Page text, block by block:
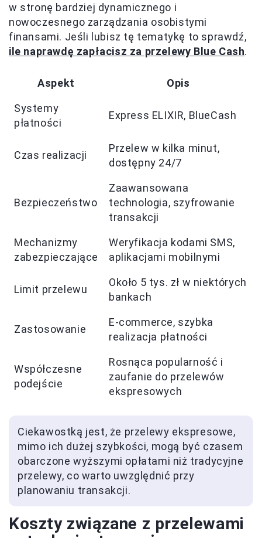
w stronę bardziej dynamicznego i
nowoczesnego zarządzania osobistymi
finansami. Jeśli lubisz tę tematykę to sprawdź,
ile naprawdę zapłacisz za przelewy Blue Cash.
Aspekt Opis
Systemy
płatności
Express ELIXIR, BlueCash
Czas realizacji
Przelew w kilka minut,
dostępny 24/7
Bezpieczeństwo
Zaawansowana
technologia, szyfrowanie
transakcji
Mechanizmy
zabezpieczające
Weryfikacja kodami SMS,
aplikacjami mobilnymi
Limit przelewu
Około 5 tys. zł w niektórych
bankach
Zastosowanie
E-commerce, szybka
realizacja płatności
Współczesne
podejście
Rosnąca popularność i
zaufanie do przelewów
ekspresowych
Ciekawostką jest, że przelewy ekspresowe,
mimo ich dużej szybkości, mogą być czasem
obarczone wyższymi opłatami niż tradycyjne
przelewy, co warto uwzględnić przy
planowaniu transakcji.
Koszty związane z przelewami